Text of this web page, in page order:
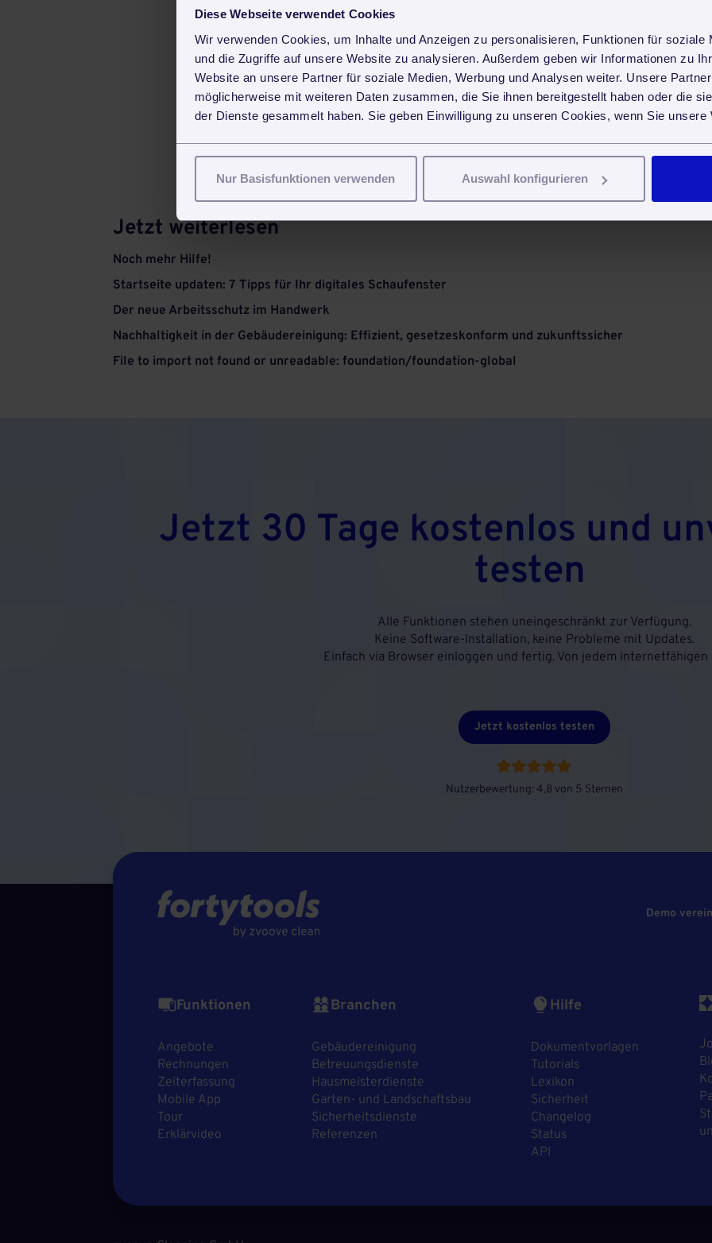
Diese Webseite verwendet Cookies
Wir verwenden Cookies, um Inhalte und Anzeigen zu personalisieren, Funktionen für soziale
und die Zugriffe auf unsere Website zu analysieren. Außerdem geben wir Informationen zu
Website an unsere Partner für soziale Medien, Werbung und Analysen weiter. Unsere
möglicherweise mit weiteren Daten zusammen, die Sie ihnen bereitgestellt haben oder die
der Dienste gesammelt haben. Sie geben Einwilligung zu unseren Cookies, wenn Sie unsere
Nur Basisfunktionen verwenden Auswahl konfigurieren
Jetzt weiterlesen
Noch mehr Hilfe!
Startseite updaten: 7 Tipps für Ihr digitales Schaufenster
Der neue Arbeitsschutz im Handwerk
Nachhaltigkeit in der Gebäudereinigung: Effizient, gesetzeskonform und zukunftssicher
File to import not found or unreadable: foundation/foundation-global
Jetzt 30 Tage kostenlos und
testen
Alle Funktionen stehen uneingeschränkt zur Verfügung.
Keine Software-Installation, keine Probleme mit Updates.
Einfach via Browser einloggen und fertig. Von jedem internetfähigen
Jetzt kostenlos testen
Nutzerbewertung: 4,8 von 5 Sternen
Demo
Funktionen
Angebote
Rechnungen
Zeiterfassung
Mobile App
Tour
Erklärvideo
Branchen
Gebäudereinigung
Betreuungsdienste
Hausmeisterdienste
Garten- und Landschaftsbau
Sicherheitsdienste
Referenzen
Hilfe
Dokumentvorlagen
Tutorials
Lexikon
Sicherheit
Changelog
Status
API